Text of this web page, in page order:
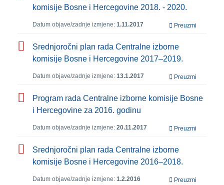
komisije Bosne i Hercegovine 2018. - 2020.
Datum objave/zadnje izmjene: 1.11.2017 Preuzmi
Srednjoročni plan rada Centralne izborne
komisije Bosne i Hercegovine 2017–2019.
Datum objave/zadnje izmjene: 13.1.2017 Preuzmi
Program rada Centralne izborne komisije Bosne
i Hercegovine za 2016. godinu
Datum objave/zadnje izmjene: 20.11.2017 Preuzmi
Srednjoročni plan rada Centralne izborne
komisije Bosne i Hercegovine 2016–2018.
Datum objave/zadnje izmjene: 1.2.2016 Preuzmi